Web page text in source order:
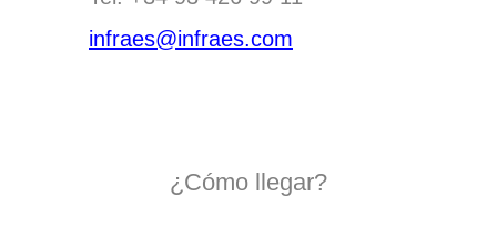
infraes@infraes.com
¿Cómo llegar?